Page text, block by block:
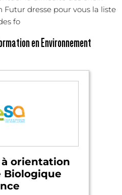
dresse pour vous la liste
fo
en Environnement
à orientation